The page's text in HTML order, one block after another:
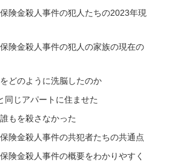
険金殺人事件の犯人たちの2023年現
険金殺人事件の犯人の家族の現在の
どのように洗脳したのか
同じアパートに住ませた
もを殺さなかった
険金殺人事件の共犯者たちの共通点
険金殺人事件の概要をわかりやすく